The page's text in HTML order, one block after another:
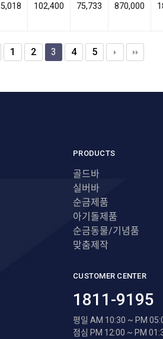
5,018 102,400 75,733 870,000
1 2 3 4 5
PRODUCTS
골드바
실버바
순금제품
아기돌제품
순금동물/기념품
맞춤제작
CUSTOMER CENTER
1811-9195
평일 AM 10:30 ~ PM
점심 PM 12:00 ~ PM